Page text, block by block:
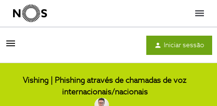
Menu
Iniciar sessão
Vishing | Phishing através de chamadas de voz
internacionais/nacionais